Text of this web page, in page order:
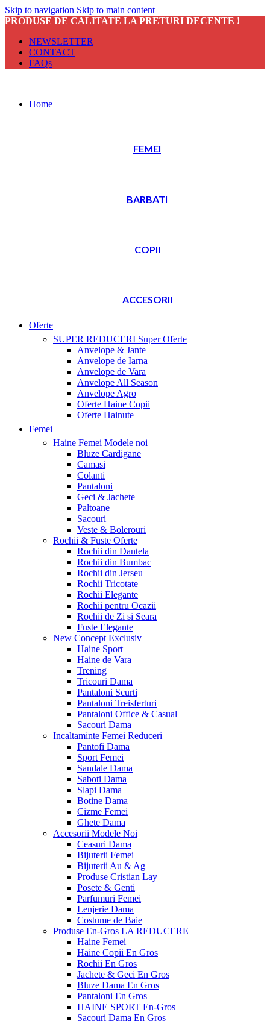
Skip to navigation Skip to main content
PRODUSE DE CALITATE LA PRETURI DECENTE !
NEWSLETTER
CONTACT
FAQs
Home
FEMEI
BARBATI
COPII
ACCESORII
Oferte
SUPER REDUCERI Super Oferte
Anvelope & Jante
Anvelope de Iarna
Anvelope de Vara
Anvelope All Season
Anvelope Agro
Oferte Haine Copii
Oferte Hainute
Femei
Haine Femei Modele noi
Bluze Cardigane
Camasi
Colanti
Pantaloni
Geci & Jachete
Paltoane
Sacouri
Veste & Bolerouri
Rochii & Fuste Oferte
Rochii din Dantela
Rochii din Bumbac
Rochii din Jerseu
Rochii Tricotate
Rochii Elegante
Rochii pentru Ocazii
Rochii de Zi si Seara
Fuste Elegante
New Concept Exclusiv
Haine Sport
Haine de Vara
Trening
Tricouri Dama
Pantaloni Scurti
Pantaloni Treisferturi
Pantaloni Office & Casual
Sacouri Dama
Incaltaminte Femei Reduceri
Pantofi Dama
Sport Femei
Sandale Dama
Saboti Dama
Slapi Dama
Botine Dama
Cizme Femei
Ghete Dama
Accesorii Modele Noi
Ceasuri Dama
Bijuterii Femei
Bijuterii Au & Ag
Produse Cristian Lay
Posete & Genti
Parfumuri Femei
Lenjerie Dama
Costume de Baie
Produse En-Gros LA REDUCERE
Haine Femei
Haine Copii En Gros
Rochii En Gros
Jachete & Geci En Gros
Bluze Dama En Gros
Pantaloni En Gros
HAINE SPORT En-Gros
Sacouri Dama En Gros